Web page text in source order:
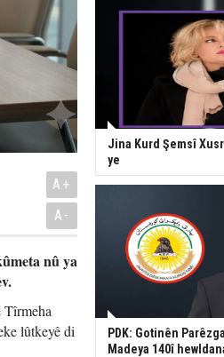
A+
A-
nû ya
Tîrmeha
lûtkeyê di
Jina Kurd Şemsî
ye
PDK: Gotinên
Madeya 140î